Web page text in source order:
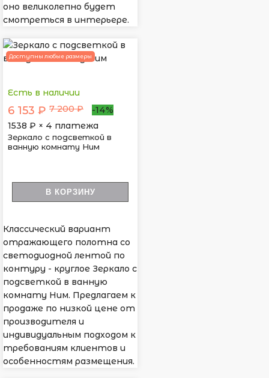
оно великолепно будет
смотреться в интерьере.
Доступны любые размеры
Есть в наличии
6 153 ₽ 7 200 ₽
-14%
1538 ₽ × 4 платежа
Зеркало с подсветкой в
ванную комнату Ним
В КОРЗИНУ
Классический вариант
отражающего полотна со
светодиодной лентой по
контуру - круглое Зеркало с
подсветкой в ванную
комнату Ним. Предлагаем к
продаже по низкой цене от
производителя и
индивидуальным подходом к
требованиям клиентов и
особенностям размещения.